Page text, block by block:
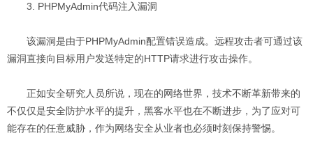
3. PHPMyAdmin代码注入漏洞
该漏洞是由于PHPMyAdmin配置错误造成。远程攻击者可通过该
漏洞直接向目标用户发送特定的HTTP请求进行攻击操作。
正如安全研究人员所说，现在的网络世界，技术不断革新带来的
不仅仅是安全防护水平的提升，黑客水平也在不断进步，为了应对可
能存在的任意威胁，作为网络安全从业者也必须时刻保持警惕。